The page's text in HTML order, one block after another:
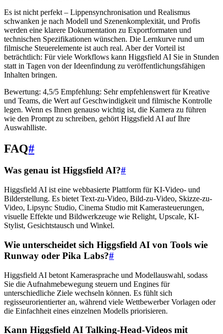
Es ist nicht perfekt – Lippensynchronisation und Realismus
schwanken je nach Modell und Szenenkomplexität, und Profis
werden eine klarere Dokumentation zu Exportformaten und
technischen Spezifikationen wünschen. Die Lernkurve rund um
filmische Steuerelemente ist auch real. Aber der Vorteil ist
beträchtlich: Für viele Workflows kann Higgsfield AI Sie in Stunden
statt in Tagen von der Ideenfindung zu veröffentlichungsfähigen
Inhalten bringen.
Bewertung: 4,5/5 Empfehlung: Sehr empfehlenswert für Kreative
und Teams, die Wert auf Geschwindigkeit und filmische Kontrolle
legen. Wenn es Ihnen genauso wichtig ist, die Kamera zu führen
wie den Prompt zu schreiben, gehört Higgsfield AI auf Ihre
Auswahlliste.
FAQ#
Was genau ist Higgsfield AI?#
Higgsfield AI ist eine webbasierte Plattform für KI-Video- und
Bilderstellung. Es bietet Text-zu-Video, Bild-zu-Video, Skizze-zu-
Video, Lipsync Studio, Cinema Studio mit Kamerasteuerungen,
visuelle Effekte und Bildwerkzeuge wie Relight, Upscale, KI-
Stylist, Gesichtstausch und Winkel.
Wie unterscheidet sich Higgsfield AI von Tools wie
Runway oder Pika Labs?#
Higgsfield AI betont Kamerasprache und Modellauswahl, sodass
Sie die Aufnahmebewegung steuern und Engines für
unterschiedliche Ziele wechseln können. Es fühlt sich
regisseurorientierter an, während viele Wettbewerber Vorlagen oder
die Einfachheit eines einzelnen Modells priorisieren.
Kann Higgsfield AI Talking-Head-Videos mit